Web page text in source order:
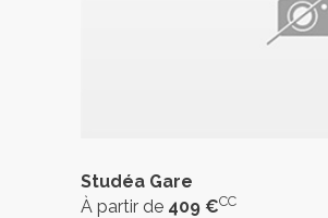
Studéa Gare
À partir de 409 €CC